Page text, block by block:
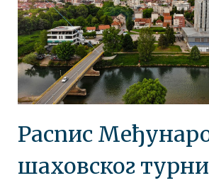
Распис
шаховског